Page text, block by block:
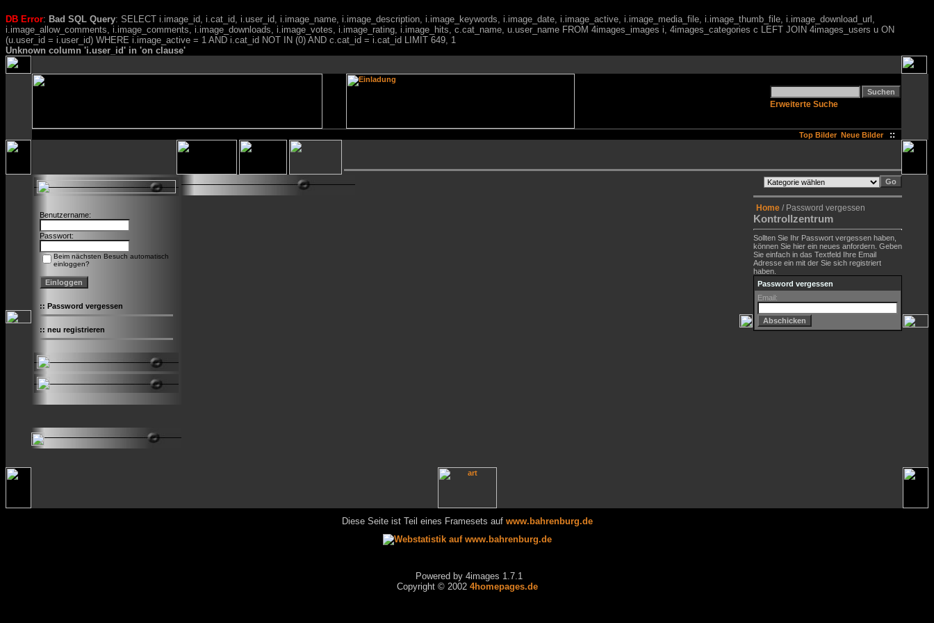
DB Error: Bad SQL Query: SELECT i.image_id, i.cat_id, i.user_id, i.image_name, i.image_description, i.image_keywords, i.image_date, i.image_active, i.image_media_file, i.image_thumb_file, i.image_download_url,
i.image_allow_comments, i.image_comments, i.image_downloads, i.image_votes, i.image_rating, i.image_hits, c.cat_name, u.user_name FROM 4images_images i, 4images_categories c LEFT JOIN 4images_users u ON
(u.user_id = i.user_id) WHERE i.image_active = 1 AND i.cat_id NOT IN (0) AND c.cat_id = i.cat_id LIMIT 649, 1
Unknown column 'i.user_id' in 'on clause'
Erweiterte Suche
Top Bilder Neue Bilder ::
Benutzername:
Passwort:
Beim nächsten Besuch automatisch
einloggen?
:: Password vergessen
:: neu registrieren
Home / Password vergessen
Kontrollzentrum
Sollten Sie Ihr Passwort vergessen haben,
können Sie hier ein neues anfordern. Geben
Sie einfach in das Textfeld Ihre Email
Adresse ein mit der Sie sich registriert
haben.
Password vergessen
Email:
Diese Seite ist Teil eines Framesets auf www.bahrenburg.de
Powered by 4images 1.7.1
Copyright © 2002 4homepages.de